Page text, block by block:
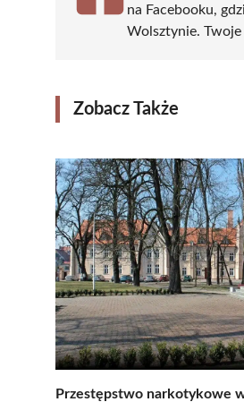
na Facebooku,
Wolsztynie. Twoje
Zobacz Także
Przestępstwo narkotykowe